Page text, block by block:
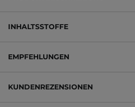
INHALTSSTOFFE
EMPFEHLUNGEN
KUNDENREZENSIONEN